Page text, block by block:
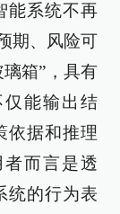
能系统不再
期、风险可
箱”，具有
能输出结
依据和推理
而言是透
统的行为表